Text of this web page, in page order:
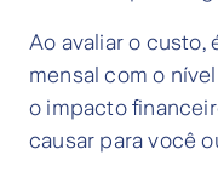
Ao avaliar o custo,
mensal com o
o impacto
causar para você